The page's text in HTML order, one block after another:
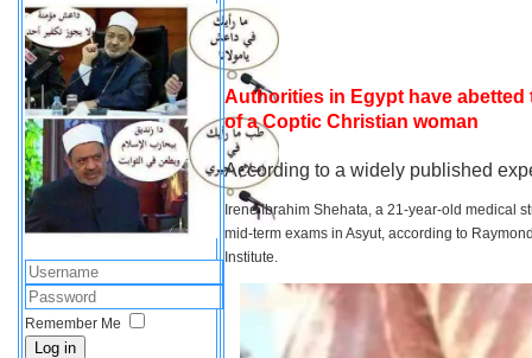
Remember Me
Log in
Authorities in Egypt have
of a Coptic Christian woman
According to a widely published
Irene Ibrahim Shehata, a 21-year-old medical
mid-term exams in Asyut, according to
Institute.